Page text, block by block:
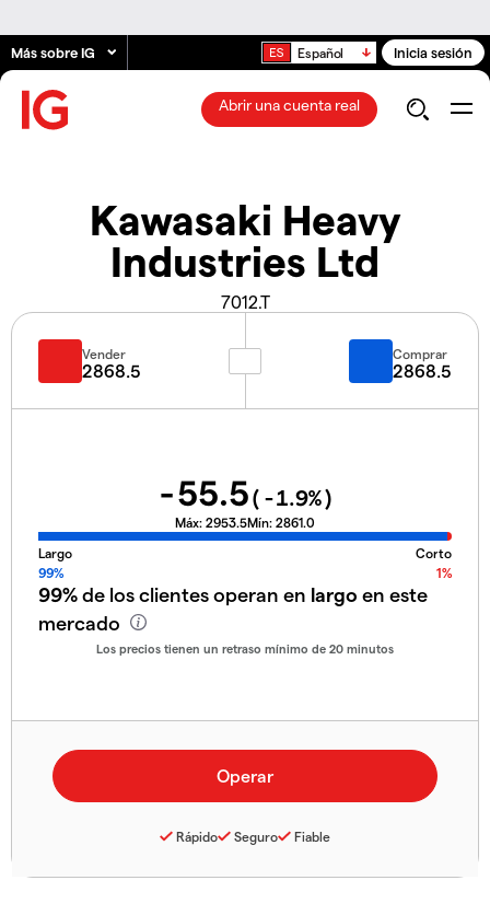
Más sobre IG Español Inicia sesión
Abrir una cuenta real
Kawasaki Heavy
Industries Ltd
7012.T
Vender
2868.5
Comprar
2868.5
-55.5( -1.9%)
Máx: 2953.5Mín: 2861.0
Largo
Corto
99%
1%
99%de los clientes operan en largo en este
mercado
Los precios tienen un retraso mínimo de 20 minutos
Rápido Seguro Fiable